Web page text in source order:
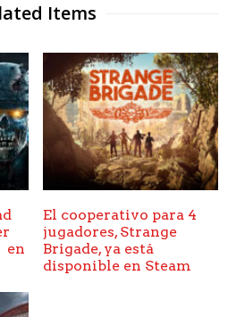
Items
en
El cooperativo para 4
jugadores, Strange
Brigade, ya está
disponible en Steam